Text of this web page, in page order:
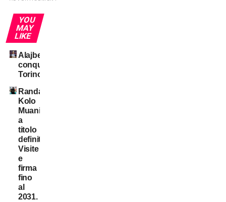
YOU
MAY
LIKE
Alajbegovic
conquista
Torino
Randal
Kolo
Muani:
a
titolo
definitivo!
Visite
e
firma
fino
al
2031.